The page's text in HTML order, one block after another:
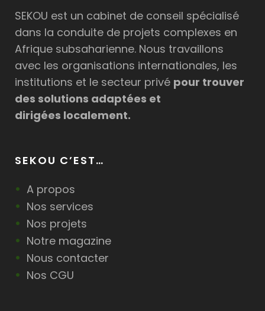
SEKOU est un cabinet de conseil spécialisé
dans la conduite de projets complexes en
Afrique subsaharienne. Nous travaillons
avec les organisations internationales, les
institutions et le secteur privé pour trouver
des solutions adaptées et
dirigées localement.
SEKOU C’EST…
A propos
Nos services
Nos projets
Notre magazine
Nous contacter
Nos CGU